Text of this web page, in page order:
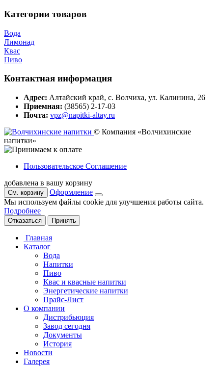
Категории товаров
Вода
Лимонад
Квас
Пиво
Контактная информация
Адрес: Алтайский край, с. Волчиха, ул. Калинина, 26
Приемная: (38565) 2-17-03
Почта: vpz@napitki-altay.ru
© Компания «Волчихинские
напитки»
Пользовательское Соглашение
добавлена в вашу корзину
См. корзину
Оформление
Мы используем файлы cookie для улучшения работы сайта.
Подробнее
Отказаться Принять
Главная
Каталог
Вода
Напитки
Пиво
Квас и квасные напитки
Энергетические напитки
Прайс-Лист
О компании
Дистрибьюция
Завод сегодня
Документы
История
Новости
Галерея